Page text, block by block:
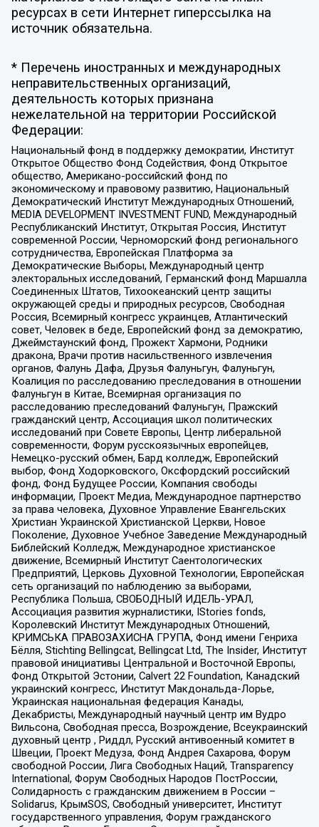
ресурсах в сети Интернет гиперссылка на
источник обязательна.
* Перечень иностранных и международных
неправительственных организаций,
деятельность которых признана
нежелательной на территории Российской
Федерации:
Национальный фонд в поддержку демократии, Институт
Открытое Общество Фонд Содействия, Фонд Открытое
общество, Американо-российский фонд по
экономическому и правовому развитию, Национальный
Демократический Институт Международных Отношений,
MEDIA DEVELOPMENT INVESTMENT FUND, Международный
Республиканский Институт, Открытая Россия, Институт
современной России, Черноморский фонд регионального
сотрудничества, Европейская Платформа за
Демократические Выборы, Международный центр
электоральных исследований, Германский фонд Маршалла
Соединенных Штатов, Тихоокеанский центр защиты
окружающей среды и природных ресурсов, Свободная
Россия, Всемирный конгресс украинцев, Атлантический
совет, Человек в беде, Европейский фонд за демократию,
Джеймстаунский фонд, Прожект Хармони, Родники
дракона, Врачи против насильственного извлечения
органов, Фалунь Дафа, Друзья Фалуньгун, Фалуньгун,
Коалиция по расследованию преследования в отношении
Фалуньгун в Китае, Всемирная организация по
расследованию преследований Фалуньгун, Пражский
гражданский центр, Ассоциация школ политических
исследований при Совете Европы, Центр либеральной
современности, Форум русскоязычных европейцев,
Немецко-русский обмен, Бард колледж, Европейский
выбор, Фонд Ходорковского, Оксфордский российский
фонд, Фонд Будущее России, Компания свободы
информации, Проект Медиа, Международное партнерство
за права человека, Духовное Управление Евангельских
Христиан Украинской Христианской Церкви, Новое
Поколение, Духовное Учебное Заведение Международный
Библейский Колледж, Международное христианское
движение, Всемирный Институт Саентологических
Предприятий, Церковь Духовной Технологии, Европейская
сеть организаций по наблюдению за выборами,
Республика Польша, СВОБОДНЫЙ ИДЕЛЬ-УРАЛ,
Ассоциация развития журналистики, IStories fonds,
Королевский Институт Международных Отношений,
КРИМСЬКА ПРАВОЗАХИСНА ГРУПА, Фонд имени Генриха
Бёлля, Stichting Bellingcat, Bellingcat Ltd, The Insider, Институт
правовой инициативы Центральной и Восточной Европы,
Фонд Открытой Эстонии, Calvert 22 Foundation, Канадский
украинский конгресс, Институт Макдональда-Лорье,
Украинская национальная федерация Канады,
Декабристы, Международный научный центр им Вудро
Вильсона, Свободная пресса, Возрождение, Всеукраинский
духовный центр , Риддл, Русский антивоенный комитет в
Швеции, Проект Медуза, Фонд Андрея Сахарова, Форум
свободной России, Лига Свободных Наций, Transparеncy
International, Форум Свободных Народов ПостРоссии,
Солидарность с гражданским движением в России –
Solidarus, КрымSOS, Свободный университет, Институт
государственного управления, Форум гражданского